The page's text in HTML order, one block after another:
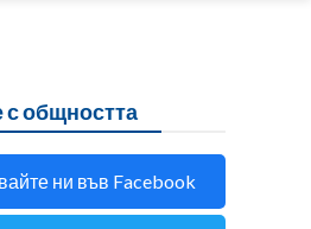
общността
ни във Facebook